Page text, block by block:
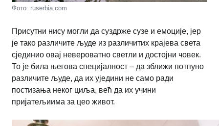
Фото: ruserbia.com
Присутни нису могли да суздрже сузе и емоције, јер
је тако различите људе из различитих крајева света
сјединио овај невероватно светли и достојни човек.
То је била његова специјалност – да зближи потпуно
различите људе, да их уједини не само ради
постизања неког циља, већ да их учини
пријатељиима за цео живот.